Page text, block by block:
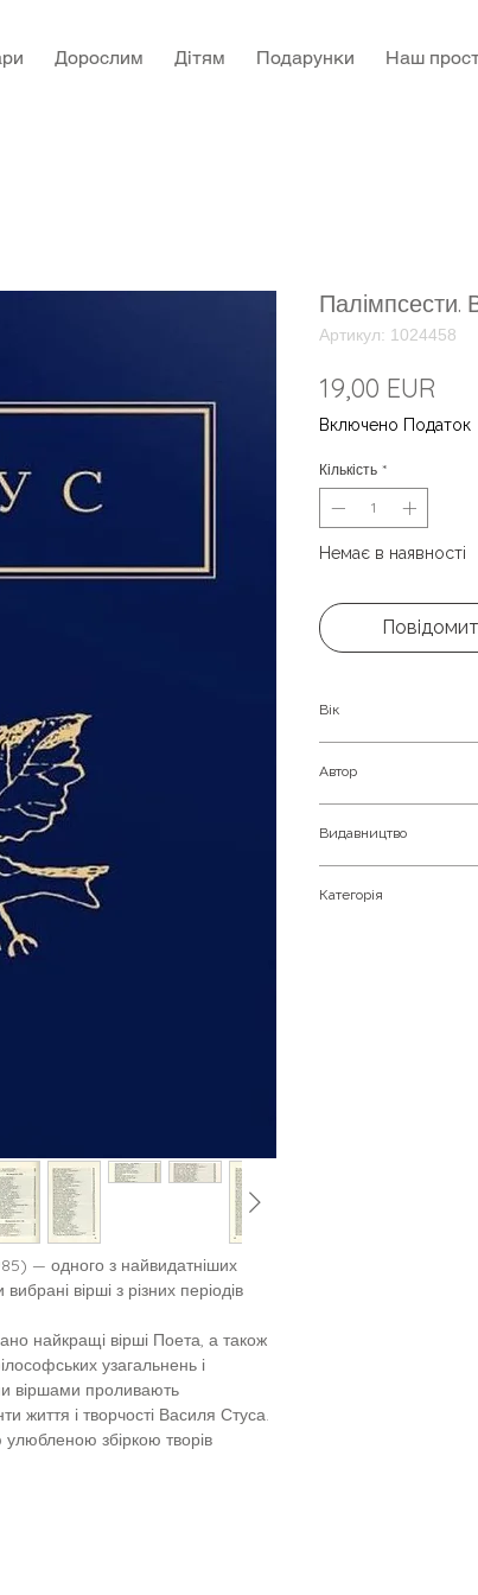
Дорослим Дітям Подарунки Наш
— одного з найвидатніших
вірші з різних періодів
найкращі вірші Поета, а також
узагальнень і
віршами проливають
життя і творчості Василя Стуса.
збіркою творів
Палімпсести.
Артикул: 1024458
19,00 EUR
Включено Податок
Кількість *
Немає в наявності
Вік
Автор
Видавництво
Категорія